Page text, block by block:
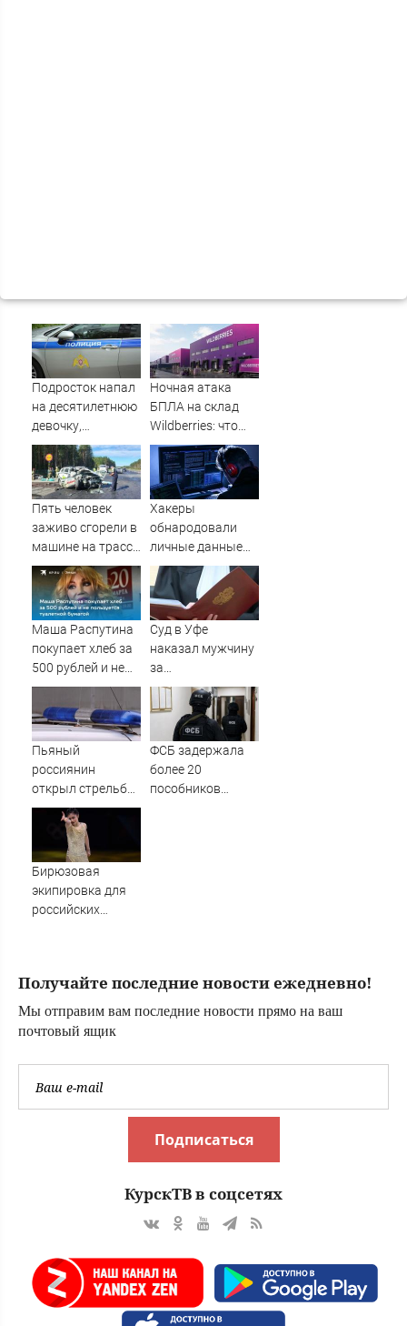
Подросток напал
на десятилетнюю
девочку,
ворвавшись в
квартиру
Ночная атака
БПЛА на склад
Wildberries: что
известно об
очередном ударе
по логистическим
центрам
07/08/2026 –
Пять человек
заживо сгорели в
машине на трассе
(ФОТО)
Хакеры
обнародовали
личные данные
более 100 тысяч
британских
силовиков -
Новости на
Маша Распутина
покупает хлеб за
500 рублей и не
пользуется
туалетной
бумагой
Суд в Уфе
наказал мужчину
за
издевательства
над родителями
Пьяный
россиянин
открыл стрельбу
по скорой
помощи и
полицейским
ФСБ задержала
более 20
пособников
Бирюзовая
экипировка для
российских
Получайте последние новости ежедневно!
Мы отправим вам последние новости прямо на ваш
почтовый ящик
Подписаться
КурскТВ в соцсетях